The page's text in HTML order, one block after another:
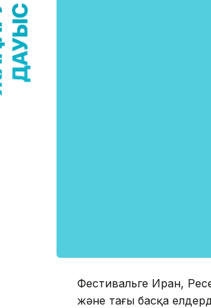
Фестивальге Иран,
және тағы басқа